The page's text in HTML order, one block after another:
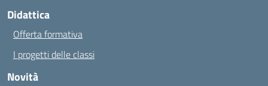
Didattica
Offerta formativa
I progetti delle classi
Novità